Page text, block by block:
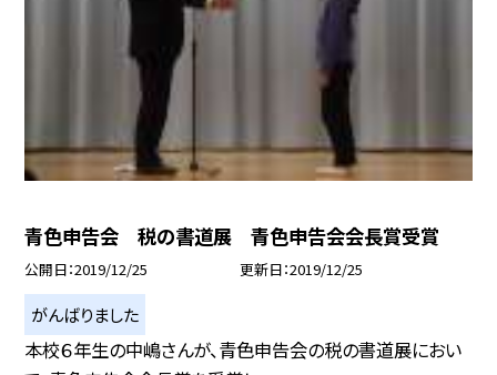
青色申告会 税の書道展 青色申告会会長賞受賞
公開日 2019/12/25 更新日 2019/12/25
がんばりました
本校６年生の中嶋さんが、青色申告会の税の書道展におい